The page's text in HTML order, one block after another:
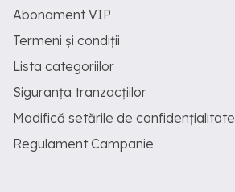
Abonament VIP
Termeni și condiții
Lista categoriilor
Siguranța tranzacțiilor
Modifică setările de confidențialitate
Regulament Campanie